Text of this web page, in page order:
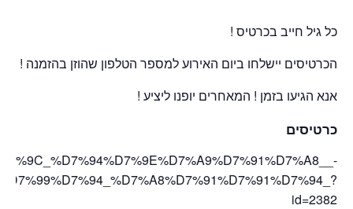
כל גיל חייב בכרטיס !
הכרטיסים יישלחו ביום האירוע למספר הטלפון שהוזן בהזמנה !
אנא הגיעו בזמן ! המאחרים יופנו ליציע !
כרטיסים
id=2382